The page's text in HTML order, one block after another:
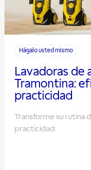
Hágalo usted mismo
Lavadoras de
Tramontina:
practicidad
Transforme su rutina
practicidad